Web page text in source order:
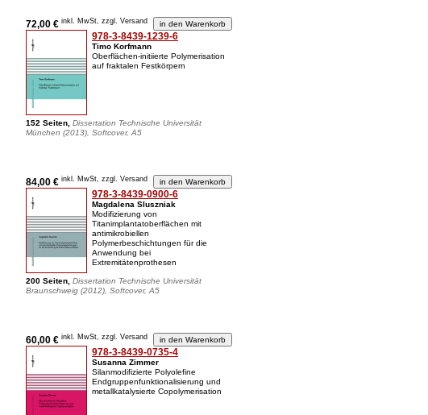
72,00 € inkl. MwSt, zzgl. Versand
978-3-8439-1239-6
Timo Korfmann
Oberflächen-initiierte Polymerisation
auf fraktalen Festkörpern
152 Seiten, Dissertation Technische Universität
München (2013), Softcover, A5
84,00 € inkl. MwSt, zzgl. Versand
978-3-8439-0900-6
Magdalena Sluszniak
Modifizierung von
Titanimplantatoberflächen mit
antimikrobiellen
Polymerbeschichtungen für die
Anwendung bei
Extremitätenprothesen
200 Seiten, Dissertation Technische Universität
Braunschweig (2012), Softcover, A5
60,00 € inkl. MwSt, zzgl. Versand
978-3-8439-0735-4
Susanna Zimmer
Silanmodifizierte Polyolefine
Endgruppenfunktionalisierung und
metallkatalysierte Copolymerisation